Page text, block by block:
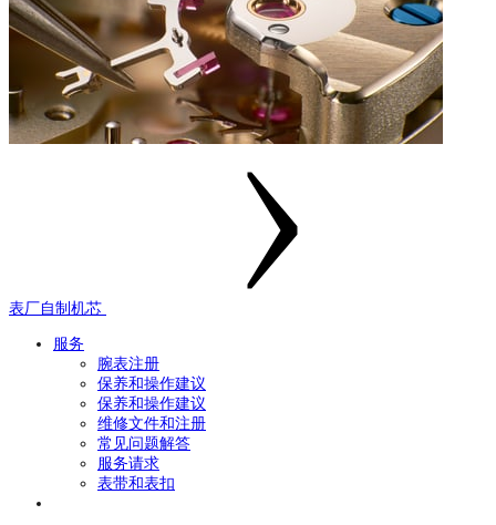
表厂自制机芯
服务
腕表注册
保养和操作建议
保养和操作建议
维修文件和注册
常见问题解答
服务请求
表带和表扣